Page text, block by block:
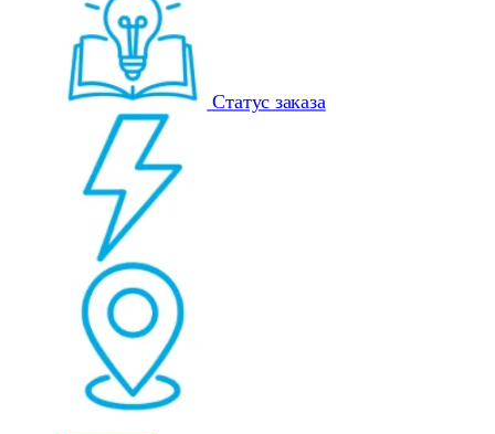
Статус заказа